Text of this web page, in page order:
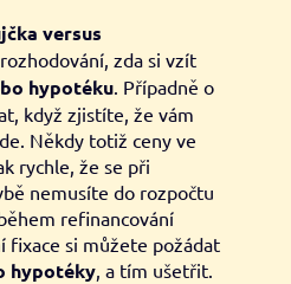
versus
zda si vzít
hypotéku. Případně o
když zjistíte, že vám
Někdy totiž ceny ve
rychle, že se při
nemusíte do rozpočtu
refinancování
fixace si můžete požádat
hypotéky, a tím ušetřit.